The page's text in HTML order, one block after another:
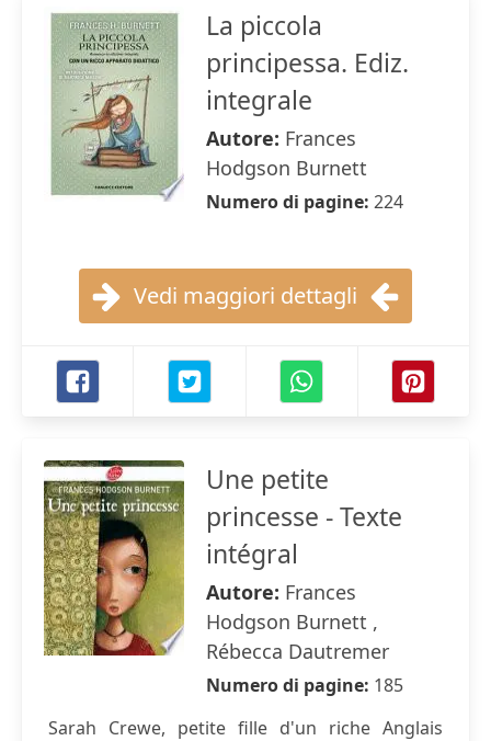
La piccola
principessa. Ediz.
integrale
Autore: Frances
Hodgson Burnett
Numero di pagine: 224
Vedi maggiori dettagli
Une petite
princesse - Texte
intégral
Autore: Frances
Hodgson Burnett ,
Rébecca Dautremer
Numero di pagine: 185
Sarah Crewe, petite fille d'un riche Anglais